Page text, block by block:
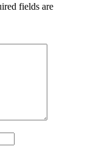
fields are